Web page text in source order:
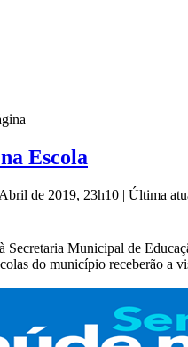
Escola
de 2019, 23h10 | Última
Secretaria Municipal de
do município receberão a